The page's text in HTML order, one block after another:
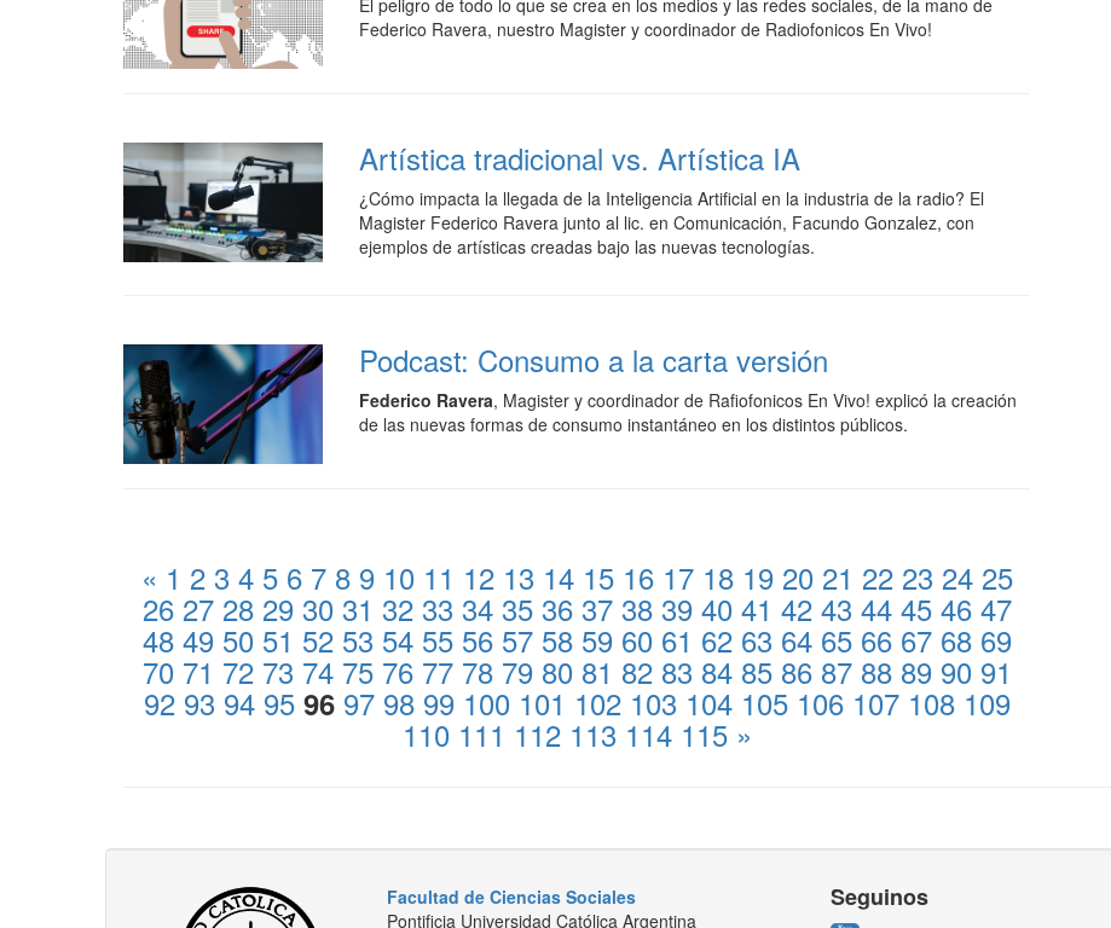
El peligro de todo lo que se crea en los medios y las redes sociales, de la mano de
Federico Ravera, nuestro Magister y coordinador de Radiofonicos En Vivo!
Artística tradicional vs. Artística IA
¿Cómo impacta la llegada de la Inteligencia Artificial en la industria de la radio? El
Magister Federico Ravera junto al lic. en Comunicación, Facundo Gonzalez, con
ejemplos de artísticas creadas bajo las nuevas tecnologías.
Podcast: Consumo a la carta versión
Federico Ravera, Magister y coordinador de Rafiofonicos En Vivo! explicó la creación
de las nuevas formas de consumo instantáneo en los distintos públicos.
« 1 2 3 4 5 6 7 8 9 10 11 12 13 14 15 16 17 18 19 20 21 22 23 24 25
26 27 28 29 30 31 32 33 34 35 36 37 38 39 40 41 42 43 44 45 46 47
48 49 50 51 52 53 54 55 56 57 58 59 60 61 62 63 64 65 66 67 68 69
70 71 72 73 74 75 76 77 78 79 80 81 82 83 84 85 86 87 88 89 90 91
92 93 94 95 96 97 98 99 100 101 102 103 104 105 106 107 108 109
110 111 112 113 114 115 »
Facultad de Ciencias Sociales
Pontificia Universidad Católica Argentina
Seguinos